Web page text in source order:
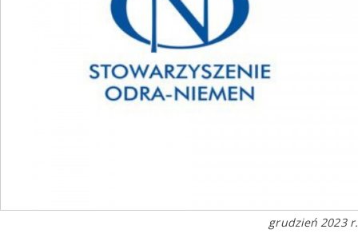
grudzień 2023 r.